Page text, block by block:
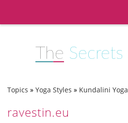
The Secrets
Topics » Yoga Styles » Kundalini Yoga
ravestin.eu